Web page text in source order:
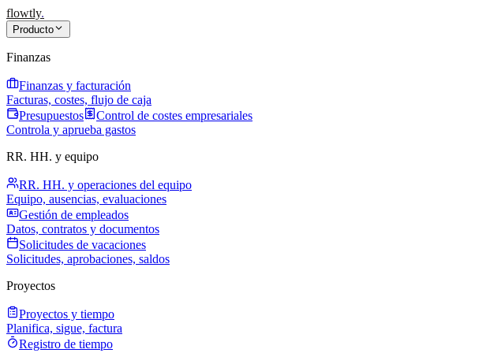
flowtly.
Producto
Finanzas
Finanzas y facturación
Facturas, costes, flujo de caja
Presupuestos
Control de costes empresariales
Controla y aprueba gastos
RR. HH. y equipo
RR. HH. y operaciones del equipo
Equipo, ausencias, evaluaciones
Gestión de empleados
Datos, contratos y documentos
Solicitudes de vacaciones
Solicitudes, aprobaciones, saldos
Proyectos
Proyectos y tiempo
Planifica, sigue, factura
Registro de tiempo